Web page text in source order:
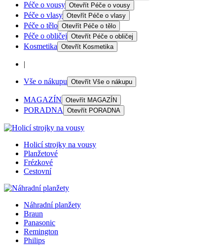
Péče o vousy Otevřít Péče o vousy
Péče o vlasy Otevřít Péče o vlasy
Péče o tělo Otevřít Péče o tělo
Péče o obličej Otevřít Péče o obličej
Kosmetika Otevřít Kosmetika
|
Vše o nákupu Otevřít Vše o nákupu
MAGAZÍN Otevřít MAGAZÍN
PORADNA Otevřít PORADNA
Holicí strojky na vousy
Planžetové
Frézkové
Cestovní
Náhradní planžety
Braun
Panasonic
Remington
Philips